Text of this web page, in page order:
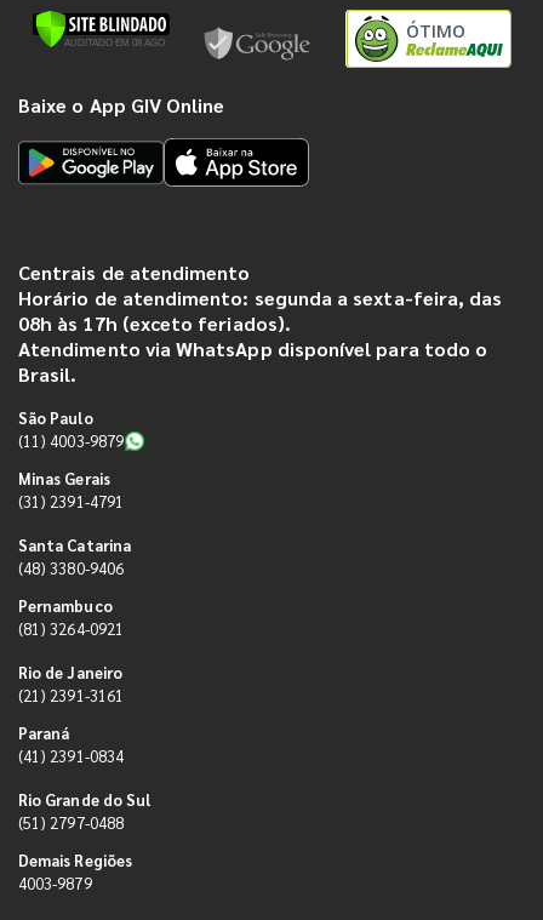
ÓTIMO
Baixe o App GIV Online
Centrais de atendimento
Horário de atendimento: segunda a sexta-feira, das
08h às 17h (exceto feriados).
Atendimento via WhatsApp disponível para todo o
Brasil.
São Paulo
(11) 4003-9879
Minas Gerais
(31) 2391-4791
Santa Catarina
(48) 3380-9406
Pernambuco
(81) 3264-0921
Rio de Janeiro
(21) 2391-3161
Paraná
(41) 2391-0834
Rio Grande do Sul
(51) 2797-0488
Demais Regiões
4003-9879